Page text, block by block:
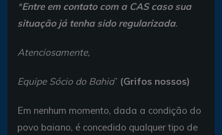
*Entre em contato com a CAS caso sua
situação já tenha sido regularizada.
Atenciosamente,
Equipe Sócio do Bahia” (Grifos nossos)
Em nenhum momento, dada a condição do
povo baiano, é concedido qualquer tipo de